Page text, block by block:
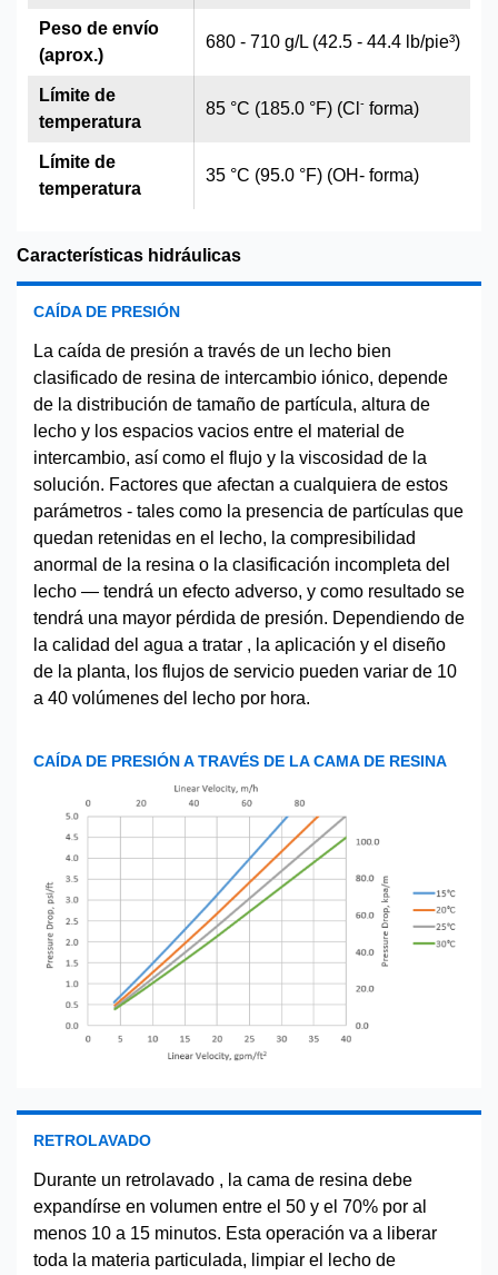
680 - 710 g/L (42.5 - 44.4 lb/pie³)
85 °C (185.0 °F) (Cl - forma)
35 °C (95.0 °F) (OH- forma)
Peso de envío
(aprox.)
Límite de
temperatura
Límite de
temperatura
Características hidráulicas
CAÍDA DE PRESIÓN
La caída de presión a través de un lecho bien
clasificado de resina de intercambio iónico, depende
de la distribución de tamaño de partícula, altura de
lecho y los espacios vacios entre el material de
intercambio, así como el flujo y la viscosidad de la
solución. Factores que afectan a cualquiera de estos
parámetros - tales como la presencia de partículas que
quedan retenidas en el lecho, la compresibilidad
anormal de la resina o la clasificación incompleta del
lecho — tendrá un efecto adverso, y como resultado se
tendrá una mayor pérdida de presión. Dependiendo de
la calidad del agua a tratar , la aplicación y el diseño
de la planta, los flujos de servicio pueden variar de 10
a 40 volúmenes del lecho por hora.
CAÍDA DE PRESIÓN A TRAVÉS DE LA CAMA DE RESINA
RETROLAVADO
Durante un retrolavado , la cama de resina debe
expandírse en volumen entre el 50 y el 70% por al
menos 10 a 15 minutos. Esta operación va a liberar
toda la materia particulada, limpiar el lecho de